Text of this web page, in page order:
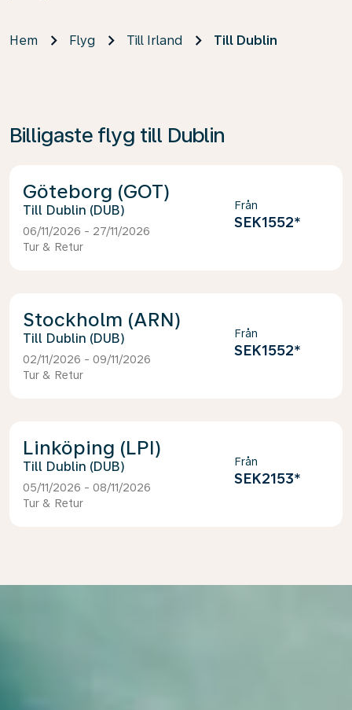
Hem Flyg Till Irland Till Dublin
Billigaste flyg till Dublin
Göteborg (GOT)
Dublin (DUB)
06/11/2026 - 27/11/2026
Tur & Retur
Från
SEK1552*
Stockholm (ARN)
Dublin (DUB)
02/11/2026 - 09/11/2026
Tur & Retur
Från
SEK1552*
Linköping (LPI)
Dublin (DUB)
05/11/2026 - 08/11/2026
Tur & Retur
Från
SEK2153*